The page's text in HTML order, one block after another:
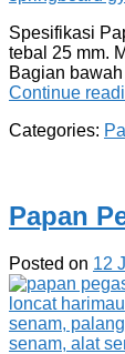
Spesifikasi
tebal 25 mm.
Bagian
Continue
Categories:
Papan
Posted on 12